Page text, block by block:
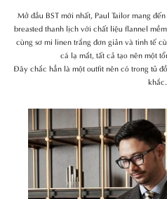
Mở đầu BST mới nhất, Paul Tailor mang
breasted thanh lịch với chất liệu flannel
cùng sơ mi linen trắng đơn giản và tinh tế
cá lạ mắt, tất cả tạo nên một
Đây chắc hẳn là một outfit nên có trong tủ
khắc.